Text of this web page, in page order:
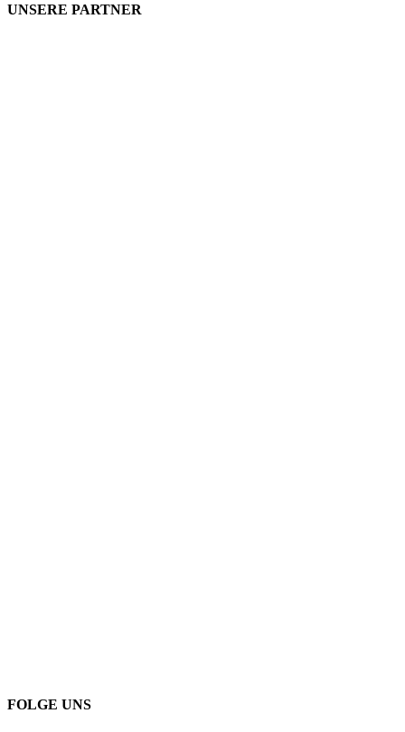
UNSERE PARTNER
FOLGE UNS